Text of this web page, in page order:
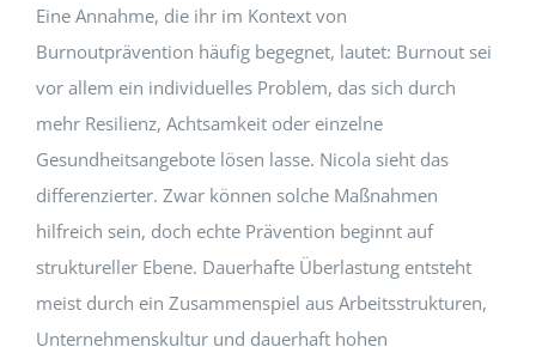
Eine Annahme, die ihr im Kontext von
Burnoutprävention häufig begegnet, lautet: Burnout sei
vor allem ein individuelles Problem, das sich durch
mehr Resilienz, Achtsamkeit oder einzelne
Gesundheitsangebote lösen lasse. Nicola sieht das
differenzierter. Zwar können solche Maßnahmen
hilfreich sein, doch echte Prävention beginnt auf
struktureller Ebene. Dauerhafte Überlastung entsteht
meist durch ein Zusammenspiel aus Arbeitsstrukturen,
Unternehmenskultur und dauerhaft hohen